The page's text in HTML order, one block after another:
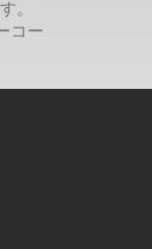
。
コー